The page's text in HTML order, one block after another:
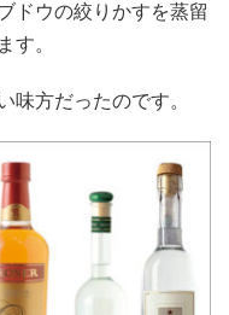
ドウの絞りかすを蒸留
す。
味方だったのです。